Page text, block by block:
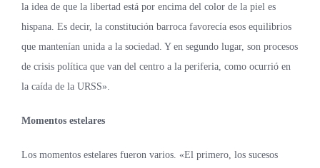
la idea de que la libertad está por encima del color de la piel es
hispana. Es decir, la constitución barroca favorecía esos equilibrios
que mantenían unida a la sociedad. Y en segundo lugar, son procesos
de crisis política que van del centro a la periferia, como ocurrió en
la caída de la URSS».
Momentos estelares
Los momentos estelares fueron varios. «El primero, los sucesos